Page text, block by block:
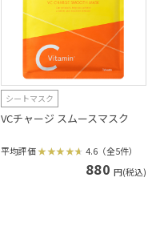
シートマスク
VCチャージ スムースマスク
平均評価 4.6（全5件）
880 円(税込)